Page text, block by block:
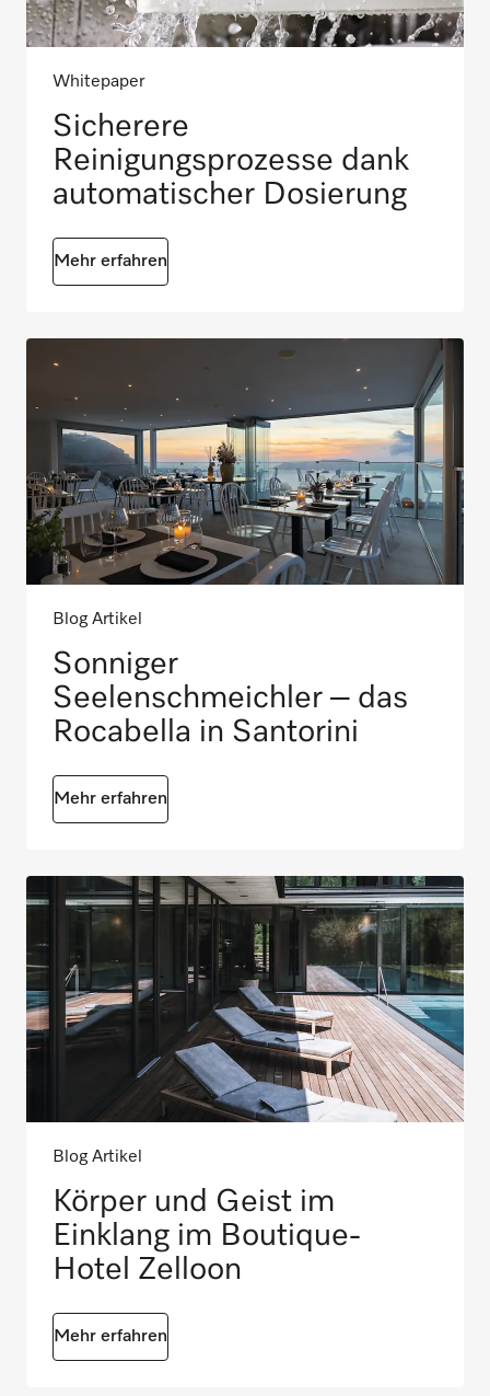
Whitepaper
Sicherere
Reinigungsprozesse dank
automatischer Dosierung
Mehr erfahren
Blog Artikel
Sonniger
Seelenschmeichler – das
Rocabella in Santorini
Mehr erfahren
Blog Artikel
Körper und Geist im
Einklang im Boutique-
Hotel Zelloon
Mehr erfahren